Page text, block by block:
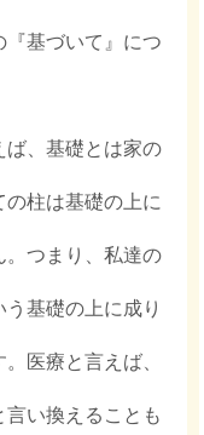
基づいて』につ
ば、基礎とは家の
柱は基礎の上に
。つまり、私達の
基礎の上に成り
医療と言えば、
い換えることも